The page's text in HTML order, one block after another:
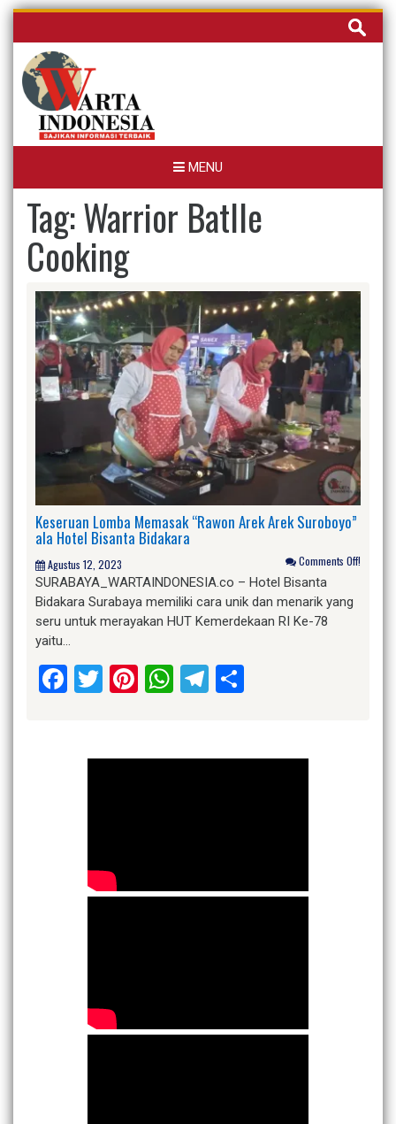
Skip
content
Cari
untuk:
MENU
Tag:Warrior Batlle
Cooking
Keseruan Lomba Memasak “Rawon Arek Arek Suroboyo”
ala Hotel Bisanta Bidakara
Agustus 12, 2023 Comments Off!
SURABAYA_WARTAINDONESIA.co – Hotel Bisanta
Bidakara Surabaya memiliki cara unik dan menarik yang
seru untuk merayakan HUT Kemerdekaan RI Ke-78
yaitu…
Facebook
Twitter
Pinterest
WhatsApp
Telegram